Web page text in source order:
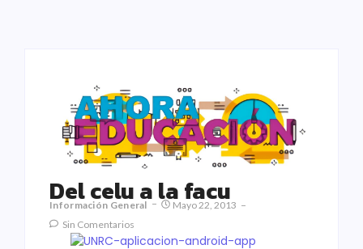
Del celu a la facu
Información General
Mayo 22, 2013
Sin Comentarios